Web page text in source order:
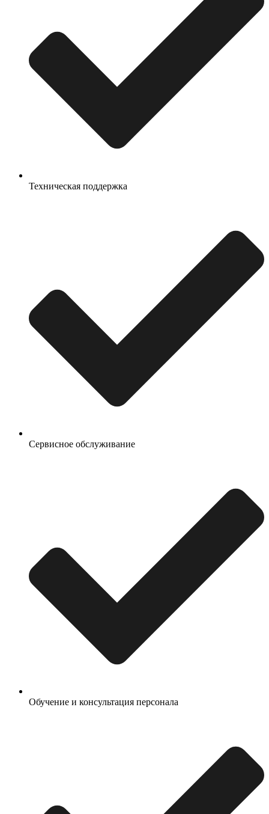
Техническая поддержка
Сервисное обслуживание
Обучение и консультация персонала